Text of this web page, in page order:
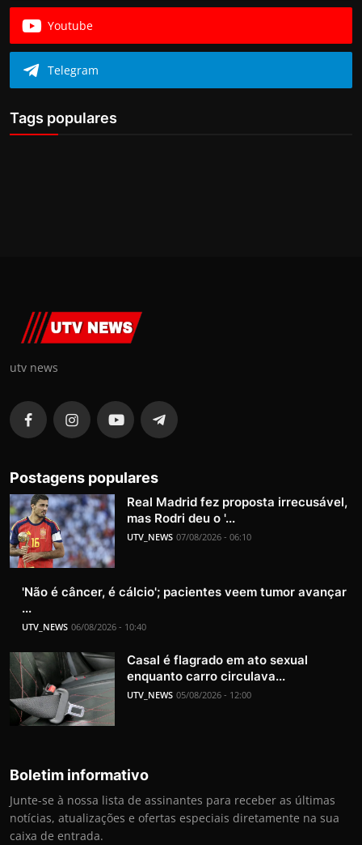
Youtube
Telegram
Tags populares
utv news
Postagens populares
Real Madrid fez proposta irrecusável,
mas Rodri deu o '...
UTV_NEWS 07/08/2026 - 06:10
'Não é câncer, é cálcio'; pacientes veem tumor avançar
...
UTV_NEWS 06/08/2026 - 10:40
Casal é flagrado em ato sexual
enquanto carro circulava...
UTV_NEWS 05/08/2026 - 12:00
Boletim informativo
Junte-se à nossa lista de assinantes para receber as últimas
notícias, atualizações e ofertas especiais diretamente na sua
caixa de entrada.